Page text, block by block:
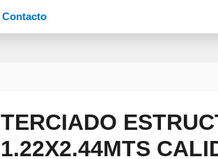
Contacto
TERCIADO
1.22X2.44MTS